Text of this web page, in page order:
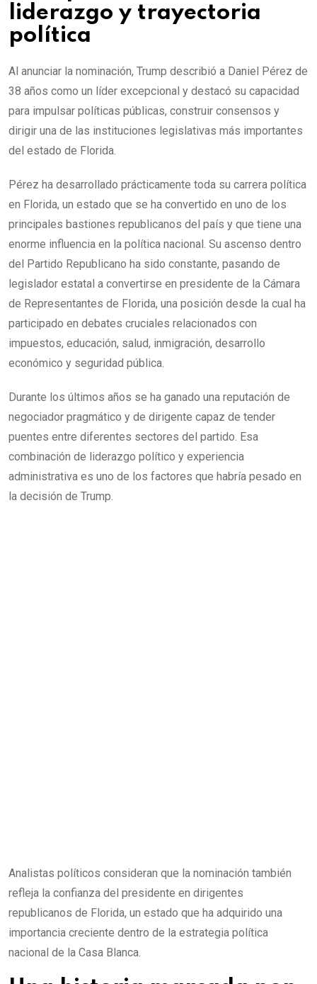
liderazgo y trayectoria
política
Al anunciar la nominación, Trump describió a Daniel Pérez de
38 años como un líder excepcional y destacó su capacidad
para impulsar políticas públicas, construir consensos y
dirigir una de las instituciones legislativas más importantes
del estado de Florida.
Pérez ha desarrollado prácticamente toda su carrera política
en Florida, un estado que se ha convertido en uno de los
principales bastiones republicanos del país y que tiene una
enorme influencia en la política nacional. Su ascenso dentro
del Partido Republicano ha sido constante, pasando de
legislador estatal a convertirse en presidente de la Cámara
de Representantes de Florida, una posición desde la cual ha
participado en debates cruciales relacionados con
impuestos, educación, salud, inmigración, desarrollo
económico y seguridad pública.
Durante los últimos años se ha ganado una reputación de
negociador pragmático y de dirigente capaz de tender
puentes entre diferentes sectores del partido. Esa
combinación de liderazgo político y experiencia
administrativa es uno de los factores que habría pesado en
la decisión de Trump.
Analistas políticos consideran que la nominación también
refleja la confianza del presidente en dirigentes
republicanos de Florida, un estado que ha adquirido una
importancia creciente dentro de la estrategia política
nacional de la Casa Blanca.